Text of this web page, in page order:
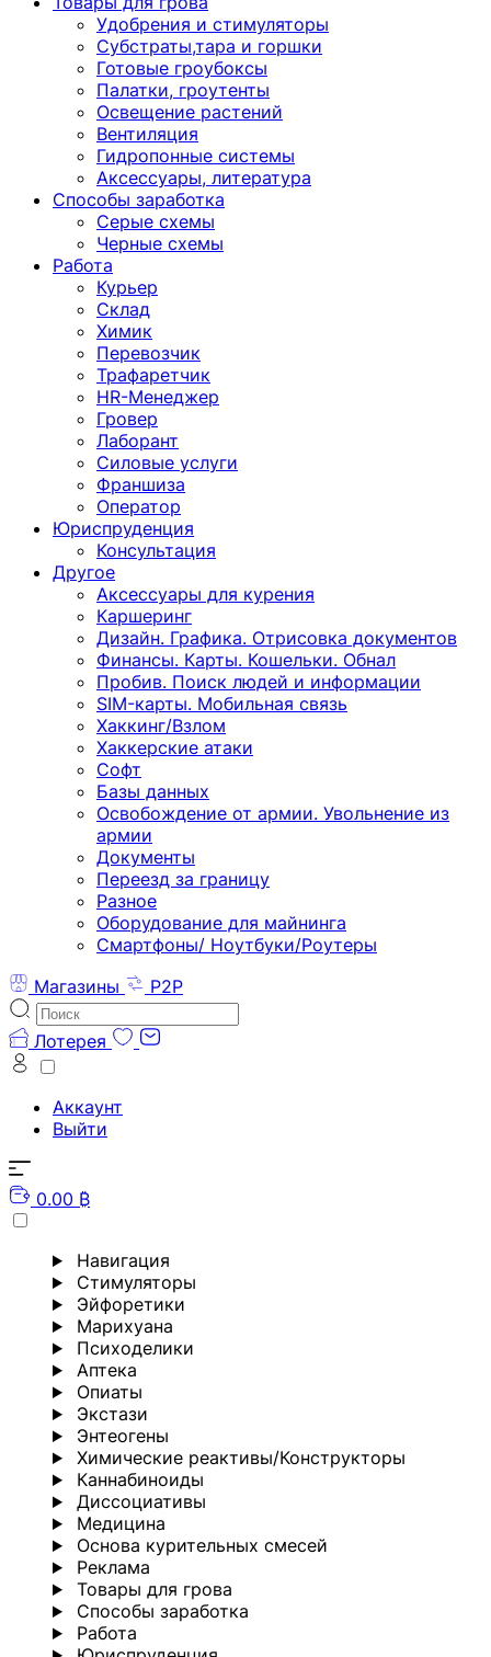
Удобрения и стимуляторы
Субстраты,тара и горшки
Готовые гроубоксы
Палатки, гроутенты
Освещение растений
Вентиляция
Гидропонные системы
Аксессуары, литература
Способы заработка
Серые схемы
Черные схемы
Работа
Курьер
Склад
Химик
Перевозчик
Трафаретчик
HR-Менеджер
Гровер
Лаборант
Силовые услуги
Франшиза
Оператор
Юриспруденция
Консультация
Другoе
Аксессуары для курения
Каршеринг
Дизайн. Графика. Отрисовка документов
Финансы. Карты. Кошельки. Обнал
Пробив. Поиск людей и информации
SIM-карты. Мобильная связь
Хаккинг/Взлом
Хаккерские атаки
Софт
Базы данных
Освобождение от армии. Увольнение из
армии
Документы
Переезд за границу
Разное
Оборудование для майнинга
Смартфоны/ Ноутбуки/Роутеры
Магазины
P2P
Лотерея
Аккаунт
Выйти
0.00 ₿
Навигация
Стимуляторы
Эйфоретики
Марихуана
Психоделики
Аптека
Опиаты
Экстази
Энтеогены
Химические реактивы/Конструкторы
Каннабиноиды
Диссоциативы
Медицина
Основа курительных смесей
Реклама
Товары для грова
Способы заработка
Работа